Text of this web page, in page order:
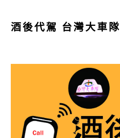
酒後代駕 台灣大車隊